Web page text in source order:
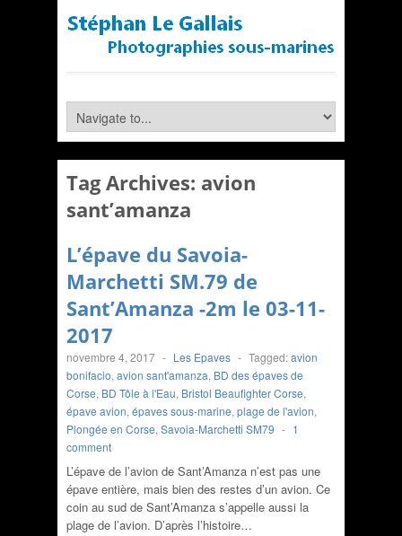
Tag Archives: avion
sant’amanza
L’épave du Savoia-
Marchetti SM.79 de
Sant’Amanza -2m le 03-11-
2017
novembre 4, 2017 - Les Epaves - Tagged:avion
bonifacio, avion sant'amanza, BD des épaves de
Corse, BD Tôle à l'Eau, Bristol Beaufighter Corse,
épave avion, épaves sous-marine, plage de l'avion,
Plongée en Corse, Savoia-Marchetti SM79 - 1
comment
L’épave de l’avion de Sant’Amanza n’est pas une
épave entière, mais bien des restes d’un avion. Ce
coin au sud de Sant’Amanza s’appelle aussi la
plage de l’avion. D’après l’histoire…